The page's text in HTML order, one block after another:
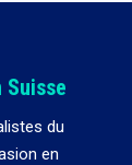
du
en